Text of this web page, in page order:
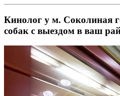
Кинолог у м. Соколиная
собак с выездом в ваш